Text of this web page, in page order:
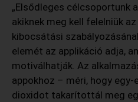
„Elsődleges célcsoportunk
akiknek meg kell felelniük az
kibocsátási
elemét az applikáció adja,
motiválhatják. Az
appokhoz – méri, hogy
dioxidot takarítottál meg